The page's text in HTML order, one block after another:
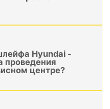
Hyundai -
проведения
центре?